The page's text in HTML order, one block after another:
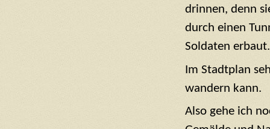
drinnen, denn
durch einen
Soldaten erbaut.
Im Stadtplan
wandern kann.
Also gehe ich